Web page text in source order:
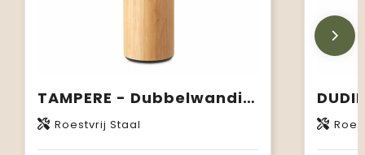
TAMPERE - Dubbelwandige fles 400ml
Roestvrij Staal